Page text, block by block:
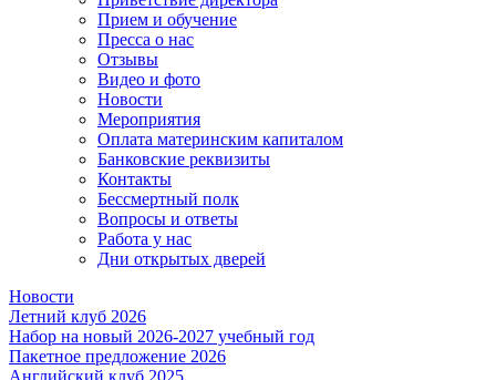
Прием и обучение
Пресса о нас
Отзывы
Видео и фото
Новости
Мероприятия
Оплата материнским капиталом
Банковские реквизиты
Контакты
Бессмертный полк
Вопросы и ответы
Работа у нас
Дни открытых дверей
Новости
Летний клуб 2026
Набор на новый 2026-2027 учебный год
Пакетное предложение 2026